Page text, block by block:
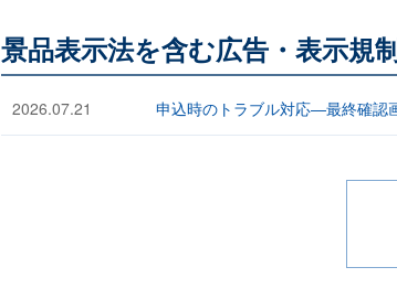
景品表示法を含む広告・表示規
2026.07.21 申込時のトラブル対応―最終確認